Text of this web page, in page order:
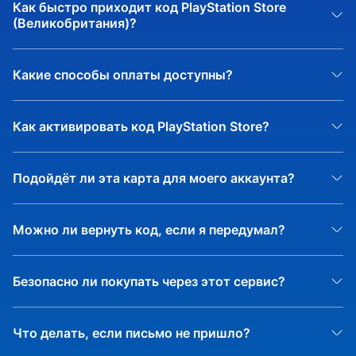
PlayStation®Store Wallet
PlayStation®Store Wallet- Оплата подарочной
Как быстро приходит код PlayStation Store
(Великобритания)?
Какие способы оплаты доступны?
Как активировать код PlayStation Store?
Подойдёт ли эта карта для моего аккаунта?
Можно ли вернуть код, если я передумал?
Безопасно ли покупать через этот сервис?
Что делать, если письмо не пришло?